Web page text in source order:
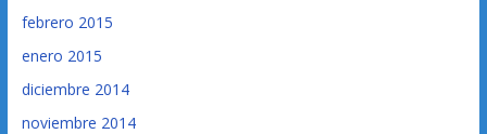
febrero 2015
enero 2015
diciembre 2014
noviembre 2014